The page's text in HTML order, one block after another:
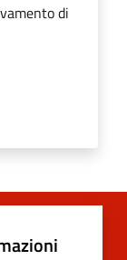
di